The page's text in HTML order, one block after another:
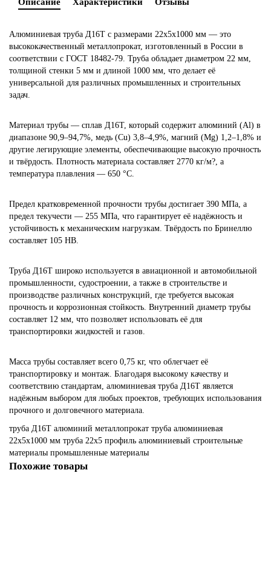
Алюминиевая труба Д16Т с размерами 22х5х1000 мм — это
высококачественный металлопрокат, изготовленный в России в
соответствии с ГОСТ 18482-79. Труба обладает диаметром 22 мм,
толщиной стенки 5 мм и длиной 1000 мм, что делает её
универсальной для различных промышленных и строительных
задач.
Материал трубы — сплав Д16Т, который содержит алюминий (Al) в
диапазоне 90,9–94,7%, медь (Cu) 3,8–4,9%, магний (Mg) 1,2–1,8% и
другие легирующие элементы, обеспечивающие высокую прочность
и твёрдость. Плотность материала составляет 2770 кг/м?, а
температура плавления — 650 °C.
Предел кратковременной прочности трубы достигает 390 МПа, а
предел текучести — 255 МПа, что гарантирует её надёжность и
устойчивость к механическим нагрузкам. Твёрдость по Бринеллю
составляет 105 HB.
Труба Д16Т широко используется в авиационной и автомобильной
промышленности, судостроении, а также в строительстве и
производстве различных конструкций, где требуется высокая
прочность и коррозионная стойкость. Внутренний диаметр трубы
составляет 12 мм, что позволяет использовать её для
транспортировки жидкостей и газов.
Масса трубы составляет всего 0,75 кг, что облегчает её
транспортировку и монтаж. Благодаря высокому качеству и
соответствию стандартам, алюминиевая труба Д16Т является
надёжным выбором для любых проектов, требующих использования
прочного и долговечного материала.
труба Д16Т алюминий металлопрокат труба алюминиевая
22х5х1000 мм труба 22х5 профиль алюминиевый строительные
материалы промышленные материалы
Похожие товары